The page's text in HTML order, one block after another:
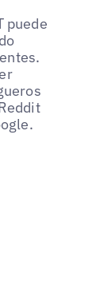
puede